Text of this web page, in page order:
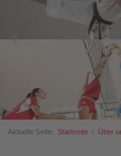
Aktuelle Seite: Startseite Über